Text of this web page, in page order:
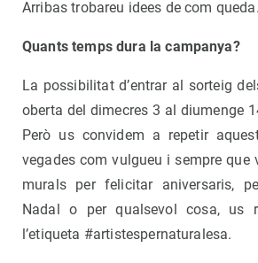
Arribas trobareu idees de com queda.
Quants temps dura la campanya?
La possibilitat d’entrar al sorteig
oberta del dimecres 3 al diumenge
Però us convidem a repetir
vegades com vulgueu i sempre que
murals per felicitar aniversaris,
Nadal o per qualsevol cosa, us
l’etiqueta #artistespernaturalesa.